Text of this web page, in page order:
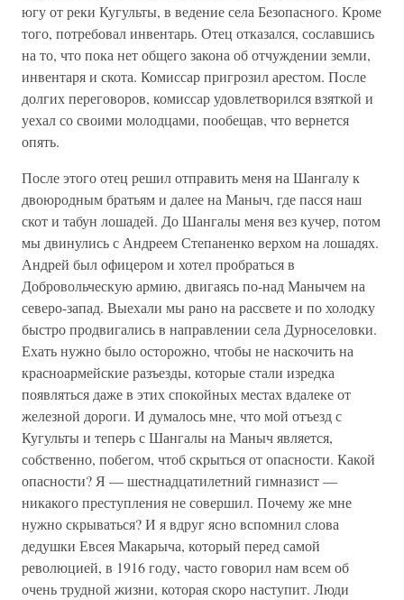
югу от реки Кугульты, в ведение села Безопасного. Кроме
того, потребовал инвентарь. Отец отказался, сославшись
на то, что пока нет общего закона об отчуждении земли,
инвентаря и скота. Комиссар пригрозил арестом. После
долгих переговоров, комиссар удовлетворился взяткой и
уехал со своими молодцами, пообещав, что вернется
опять.
После этого отец решил отправить меня на Шангалу к
двоюродным братьям и далее на Маныч, где пасся наш
скот и табун лошадей. До Шангалы меня вез кучер, потом
мы двинулись с Андреем Степаненко верхом на лошадях.
Андрей был офицером и хотел пробраться в
Добровольческую армию, двигаясь по-над Манычем на
северо-запад. Выехали мы рано на рассвете и по холодку
быстро продвигались в направлении села Дурноселовки.
Ехать нужно было осторожно, чтобы не наскочить на
красноармейские разъезды, которые стали изредка
появляться даже в этих спокойных местах вдалеке от
железной дороги. И думалось мне, что мой отъезд с
Кугульты и теперь с Шангалы на Маныч является,
собственно, побегом, чтоб скрыться от опасности. Какой
опасности? Я — шестнадцатилетний гимназист —
никакого преступления не совершил. Почему же мне
нужно скрываться? И я вдруг ясно вспомнил слова
дедушки Евсея Макарыча, который перед самой
революцией, в 1916 году, часто говорил нам всем об
очень трудной жизни, которая скоро наступит. Люди